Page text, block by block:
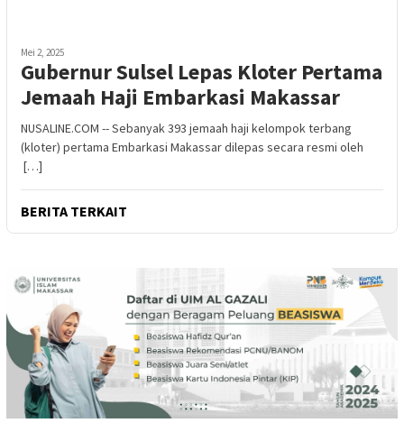
Mei 2, 2025
Gubernur Sulsel Lepas Kloter Pertama
Jemaah Haji Embarkasi Makassar
NUSALINE.COM -- Sebanyak 393 jemaah haji kelompok terbang
(kloter) pertama Embarkasi Makassar dilepas secara resmi oleh
[…]
BERITA TERKAIT